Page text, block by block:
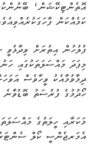
އޮތެންޓިކޭޝަން‘
ކަމެއްކަން ފާހަގަކުރެއްވިއެވެ.
ފުލުހުން އިތުރަށް
މިފަދަ މައްސަލަތަކުގައި
ދިމާވުމާއެކު ވީހާވެސް
ހޯދުމުގެ ފުރުސަތު ބޮޑުވާނެ
މަކަރާއި ހީލަތުގެ